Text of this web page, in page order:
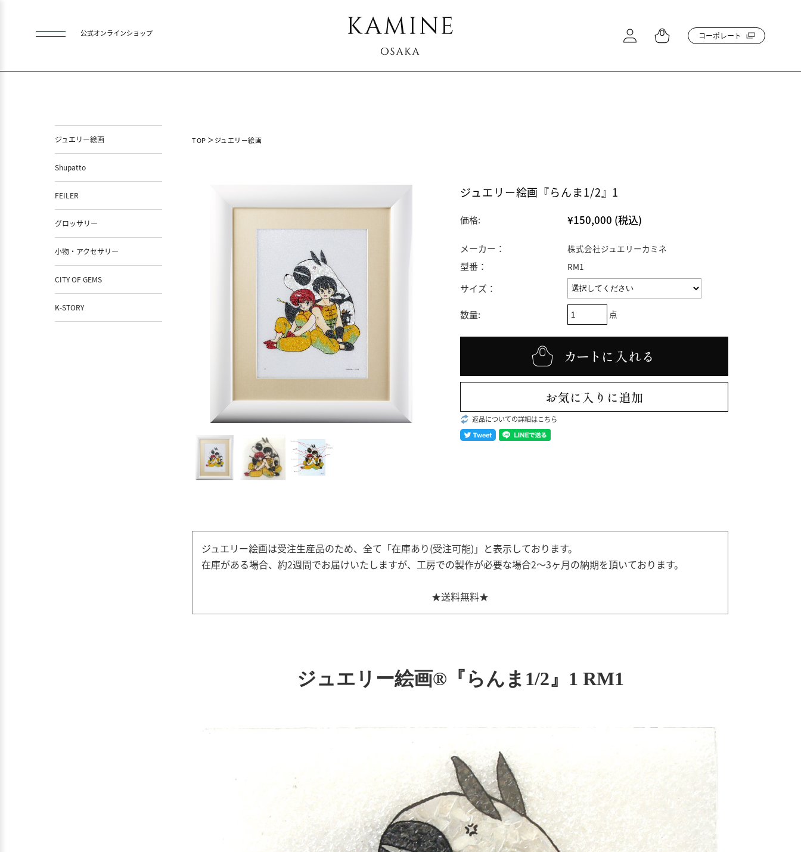
公式オンラインショップ コーポレート
TOP ジュエリー絵画
ジュエリー絵画『らんま1/2』1
価格: ¥150,000 (税込)
メーカー： 株式会社ジュエリーカミネ
型番： RM1
サイズ：
数量: 点
返品についての詳細はこちら
ジュエリー絵画は受注生産品のため、全て「在庫あり(受注可能)」と表示しております。
在庫がある場合、約2週間でお届けいたしますが、工房での製作が必要な場合2～3ヶ月の納期を頂いております。
★送料無料★
ジュエリー絵画®『らんま1/2』1 RM1
ジュエリー絵画
Shupatto
FEILER
グロッサリー
小物・アクセサリー
CITY OF GEMS
K-STORY